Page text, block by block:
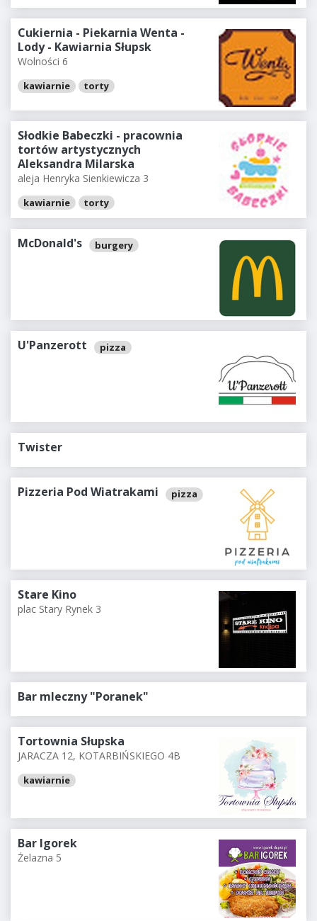
Cukiernia - Piekarnia Wenta -
Lody - Kawiarnia Słupsk
Wolności 6
kawiarnie torty
Słodkie Babeczki - pracownia
tortów artystycznych
Aleksandra Milarska
aleja Henryka Sienkiewicza 3
kawiarnie torty
McDonald's burgery
U'Panzerott pizza
Twister
Pizzeria Pod Wiatrakami pizza
Stare Kino
plac Stary Rynek 3
Bar mleczny "Poranek"
Tortownia Słupska
JARACZA 12, KOTARBIŃSKIEGO 4B
kawiarnie
Bar Igorek
Żelazna 5